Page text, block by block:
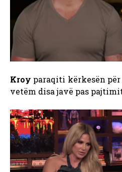
Kroy paraqiti kërkesën
vetëm disa javë pas